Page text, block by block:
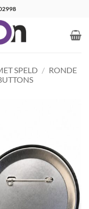
SPELD / RONDE